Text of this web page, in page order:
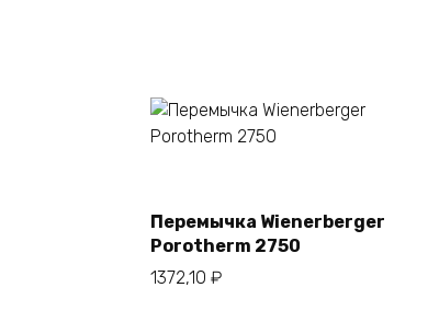
В корзину
Перемычка Wienerberger
Porotherm 2750
1372,10 ₽